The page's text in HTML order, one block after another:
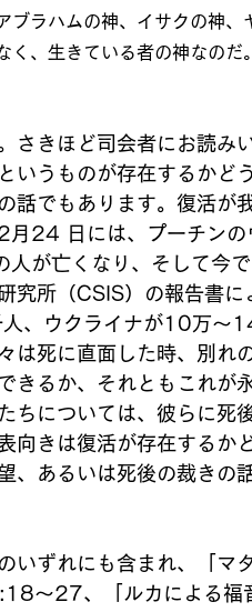
ブラハムの神、イサクの神、
く、生きている者の神なのだ
きほど司会者にお読み
いうものが存在するかど
話でもあります。復活が
月24 日には、プーチンの
が亡くなり、そして今
究所（CSIS）の報告書に
、ウクライナが10万～
は死に直面した時、別れ
きるか、それともこれが
ちについては、彼らに死
向きは復活が存在するか
、あるいは死後の裁きの
ずれにも含まれ、「マ
～27、「ルカによる